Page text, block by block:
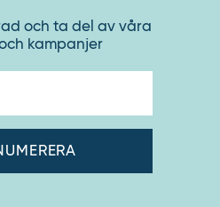
och ta del av våra
kampanjer